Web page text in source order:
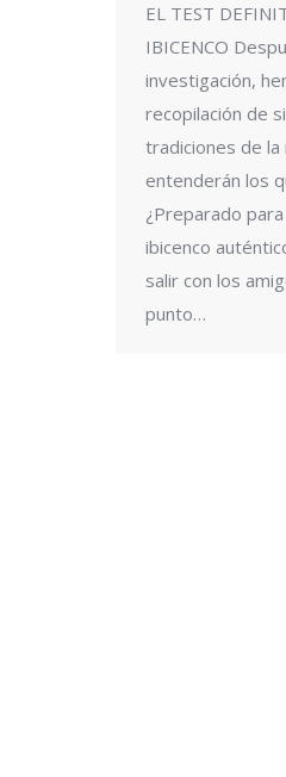
EL TEST
IBICENCO
investigación,
recopilación de
tradiciones de
entenderán los
¿Preparado
ibicenco
salir con los
punto…